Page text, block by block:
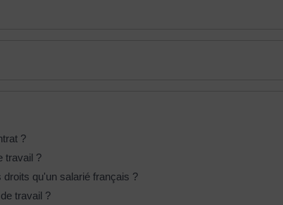
?
travail ?
qu'un salarié français ?
travail ?